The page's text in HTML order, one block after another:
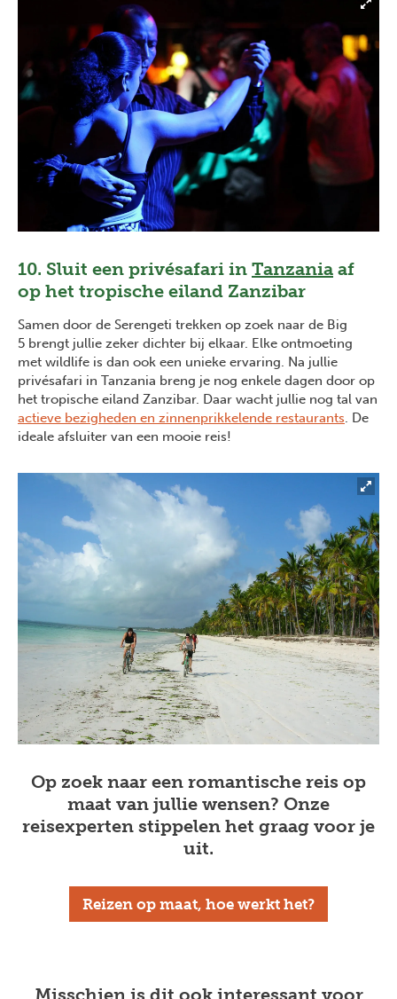
10. Sluit een privésafari in Tanzania af
op het tropische eiland Zanzibar
Samen door de Serengeti trekken op zoek naar de Big
5 brengt jullie zeker dichter bij elkaar. Elke ontmoeting
met wildlife is dan ook een unieke ervaring. Na jullie
privésafari in Tanzania breng je nog enkele dagen door op
het tropische eiland Zanzibar. Daar wacht jullie nog tal van
actieve bezigheden en zinnenprikkelende restaurants. De
ideale afsluiter van een mooie reis!
Op zoek naar een romantische reis op
maat van jullie wensen? Onze
reisexperten stippelen het graag voor je
uit.
Reizen op maat, hoe werkt het?
Next